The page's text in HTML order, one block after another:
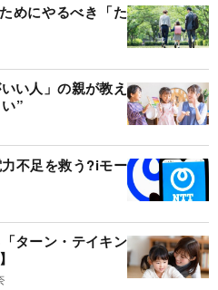
めにやるべき「た
い人」の親が教え
”
不足を救う?iモー
ターン・テイキン